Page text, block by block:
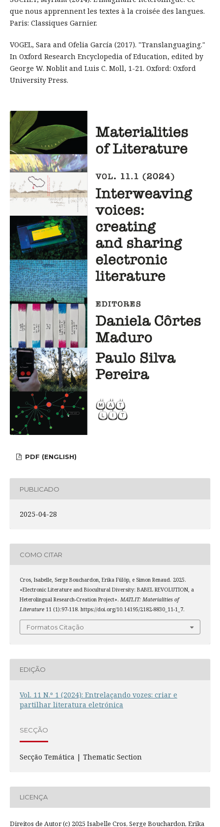
que nous apprennent les textes à la croisée des langues.
Paris: Classiques Garnier.
VOGEL, Sara and Ofelia García (2017). "Translanguaging."
In Oxford Research Encyclopedia of Education, edited by
George W. Noblit and Luis C. Moll, 1-21. Oxford: Oxford
University Press.
PDF (ENGLISH)
PUBLICADO
2025-04-28
COMO CITAR
Cros, Isabelle, Serge Bouchardon, Erika Fülöp, e Simon Renaud. 2025.
«Electronic Literature and Biocultural Diversity: BABEL REVOLUTION, a
Heterolingual Research-Creation Project». MATLIT: Materialities of
Literature11 (1):97-118. https://doi.org/10.14195/2182-8830_11-1_7.
Formatos Citação
EDIÇÃO
Vol. 11 N.º 1 (2024): Entrelaçando vozes: criar e
partilhar literatura eletrónica
SECÇÃO
Secção Temática | Thematic Section
LICENÇA
Direitos de Autor (c) 2025 Isabelle Cros, Serge Bouchardon, Erika